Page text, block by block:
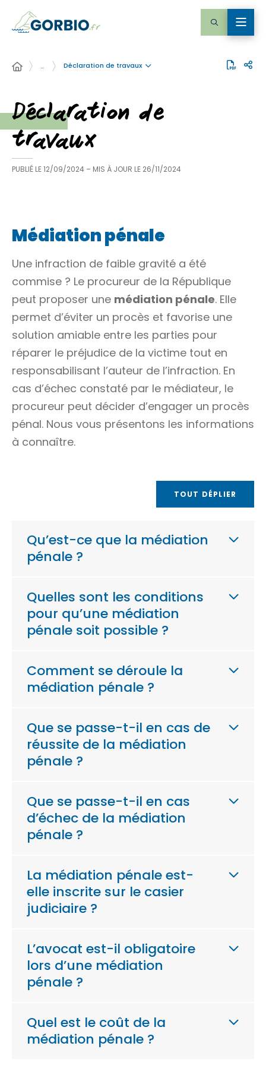
… Déclaration de travaux
Déclaration de
travaux
PUBLIÉ LE12/09/2024 – MIS À JOUR LE 26/11/2024
Médiation pénale
Une infraction de faible gravité a été
commise ? Le procureur de la République
peut proposer une médiation pénale. Elle
permet d’éviter un procès et favorise une
solution amiable entre les parties pour
réparer le préjudice de la victime tout en
responsabilisant l’auteur de l’infraction. En
cas d’échec constaté par le médiateur, le
procureur peut décider d’engager un procès
pénal. Nous vous présentons les informations
à connaître.
TOUT DÉPLIER
Qu’est-ce que la médiation
pénale ?
Quelles sont les conditions
pour qu’une médiation
pénale soit possible ?
Comment se déroule la
médiation pénale ?
Que se passe-t-il en cas de
réussite de la médiation
pénale ?
Que se passe-t-il en cas
d’échec de la médiation
pénale ?
La médiation pénale est-
elle inscrite sur le casier
judiciaire ?
L’avocat est-il obligatoire
lors d’une médiation
pénale ?
Quel est le coût de la
médiation pénale ?